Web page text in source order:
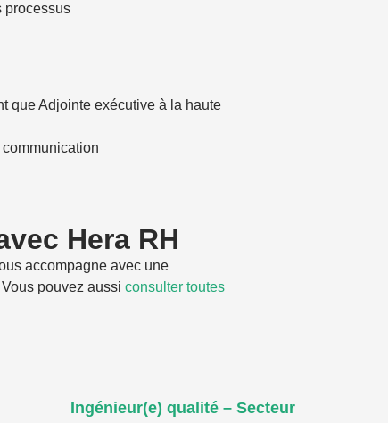
processus
que Adjointe exécutive à la haute
Hera RH
accompagne avec une
pouvez aussi consulter toutes
Ingénieur(e) qualité – Secteur